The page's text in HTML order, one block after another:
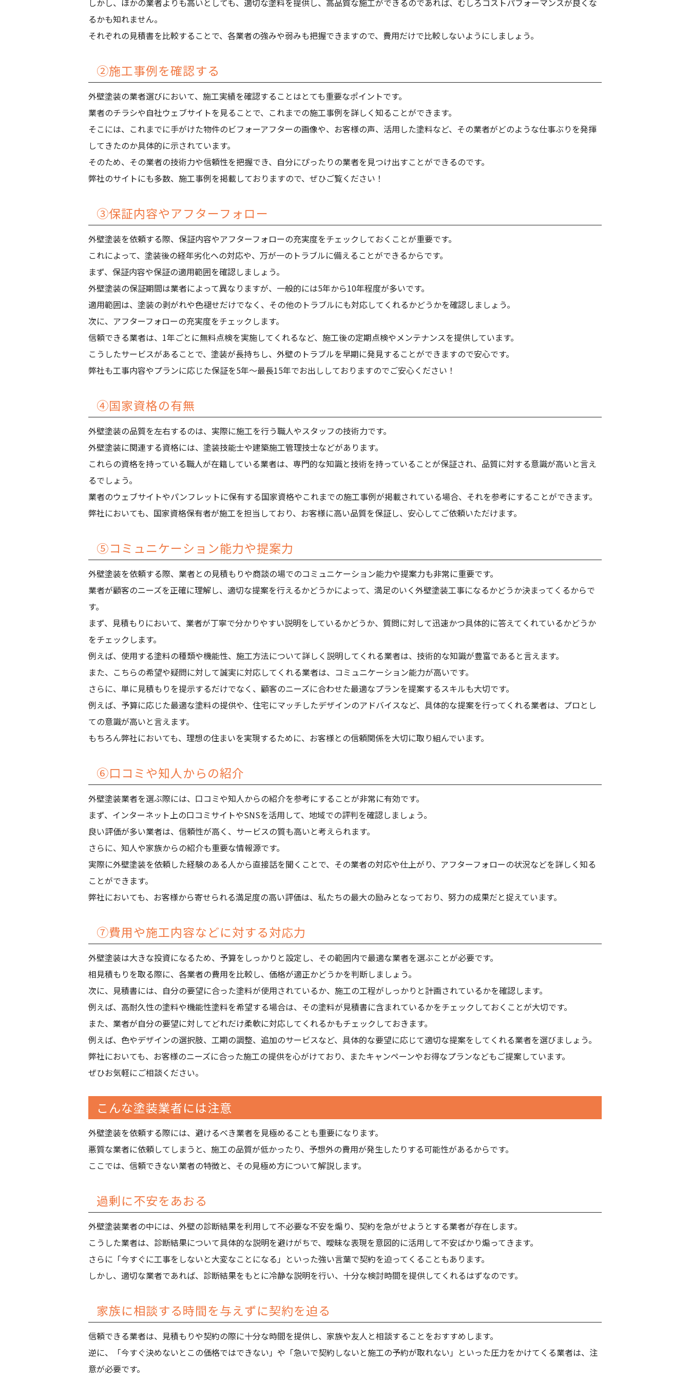
しかし、ほかの業者よりも高いとしても、適切な塗料を提供し、高品質な施工ができるのであれば、むしろコストパフォーマンスが良くな
るかも知れません。
それぞれの見積書を比較することで、各業者の強みや弱みも把握できますので、費用だけで比較しないようにしましょう。
②施工事例を確認する
外壁塗装の業者選びにおいて、施工実績を確認することはとても重要なポイントです。
業者のチラシや自社ウェブサイトを見ることで、これまでの施工事例を詳しく知ることができます。
そこには、これまでに手がけた物件のビフォーアフターの画像や、お客様の声、活用した塗料など、その業者がどのような仕事ぶりを発揮
してきたのか具体的に示されています。
そのため、その業者の技術力や信頼性を把握でき、自分にぴったりの業者を見つけ出すことができるのです。
弊社のサイトにも多数、施工事例を掲載しておりますので、ぜひご覧ください！
③保証内容やアフターフォロー
外壁塗装を依頼する際、保証内容やアフターフォローの充実度をチェックしておくことが重要です。
これによって、塗装後の経年劣化への対応や、万が一のトラブルに備えることができるからです。
まず、保証内容や保証の適用範囲を確認しましょう。
外壁塗装の保証期間は業者によって異なりますが、一般的には5年から10年程度が多いです。
適用範囲は、塗装の剥がれや色褪せだけでなく、その他のトラブルにも対応してくれるかどうかを確認しましょう。
次に、アフターフォローの充実度をチェックします。
信頼できる業者は、1年ごとに無料点検を実施してくれるなど、施工後の定期点検やメンテナンスを提供しています。
こうしたサービスがあることで、塗装が長持ちし、外壁のトラブルを早期に発見することができますので安心です。
弊社も工事内容やプランに応じた保証を5年〜最長15年でお出ししておりますのでご安心ください！
④国家資格の有無
外壁塗装の品質を左右するのは、実際に施工を行う職人やスタッフの技術力です。
外壁塗装に関連する資格には、塗装技能士や建築施工管理技士などがあります。
これらの資格を持っている職人が在籍している業者は、専門的な知識と技術を持っていることが保証され、品質に対する意識が高いと言え
るでしょう。
業者のウェブサイトやパンフレットに保有する国家資格やこれまでの施工事例が掲載されている場合、それを参考にすることができます。
弊社においても、国家資格保有者が施工を担当しており、お客様に高い品質を保証し、安心してご依頼いただけます。
⑤コミュニケーション能力や提案力
外壁塗装を依頼する際、業者との見積もりや商談の場でのコミュニケーション能力や提案力も非常に重要です。
業者が顧客のニーズを正確に理解し、適切な提案を行えるかどうかによって、満足のいく外壁塗装工事になるかどうか決まってくるからで
す。
まず、見積もりにおいて、業者が丁寧で分かりやすい説明をしているかどうか、質問に対して迅速かつ具体的に答えてくれているかどうか
をチェックします。
例えば、使用する塗料の種類や機能性、施工方法について詳しく説明してくれる業者は、技術的な知識が豊富であると言えます。
また、こちらの希望や疑問に対して誠実に対応してくれる業者は、コミュニケーション能力が高いです。
さらに、単に見積もりを提示するだけでなく、顧客のニーズに合わせた最適なプランを提案するスキルも大切です。
例えば、予算に応じた最適な塗料の提供や、住宅にマッチしたデザインのアドバイスなど、具体的な提案を行ってくれる業者は、プロとし
ての意識が高いと言えます。
もちろん弊社においても、理想の住まいを実現するために、お客様との信頼関係を大切に取り組んでいます。
⑥口コミや知人からの紹介
外壁塗装業者を選ぶ際には、口コミや知人からの紹介を参考にすることが非常に有効です。
まず、インターネット上の口コミサイトやSNSを活用して、地域での評判を確認しましょう。
良い評価が多い業者は、信頼性が高く、サービスの質も高いと考えられます。
さらに、知人や家族からの紹介も重要な情報源です。
実際に外壁塗装を依頼した経験のある人から直接話を聞くことで、その業者の対応や仕上がり、アフターフォローの状況などを詳しく知る
ことができます。
弊社においても、お客様から寄せられる満足度の高い評価は、私たちの最大の励みとなっており、努力の成果だと捉えています。
⑦費用や施工内容などに対する対応力
外壁塗装は大きな投資になるため、予算をしっかりと設定し、その範囲内で最適な業者を選ぶことが必要です。
相見積もりを取る際に、各業者の費用を比較し、価格が適正かどうかを判断しましょう。
次に、見積書には、自分の要望に合った塗料が使用されているか、施工の工程がしっかりと計画されているかを確認します。
例えば、高耐久性の塗料や機能性塗料を希望する場合は、その塗料が見積書に含まれているかをチェックしておくことが大切です。
また、業者が自分の要望に対してどれだけ柔軟に対応してくれるかもチェックしておきます。
例えば、色やデザインの選択肢、工期の調整、追加のサービスなど、具体的な要望に応じて適切な提案をしてくれる業者を選びましょう。
弊社においても、お客様のニーズに合った施工の提供を心がけており、またキャンペーンやお得なプランなどもご提案しています。
ぜひお気軽にご相談ください。
こんな塗装業者には注意
外壁塗装を依頼する際には、避けるべき業者を見極めることも重要になります。
悪質な業者に依頼してしまうと、施工の品質が低かったり、予想外の費用が発生したりする可能性があるからです。
ここでは、信頼できない業者の特徴と、その見極め方について解説します。
過剰に不安をあおる
外壁塗装業者の中には、外壁の診断結果を利用して不必要な不安を煽り、契約を急がせようとする業者が存在します。
こうした業者は、診断結果について具体的な説明を避けがちで、曖昧な表現を意図的に活用して不安ばかり煽ってきます。
さらに「今すぐに工事をしないと大変なことになる」といった強い言葉で契約を迫ってくることもあります。
しかし、適切な業者であれば、診断結果をもとに冷静な説明を行い、十分な検討時間を提供してくれるはずなのです。
家族に相談する時間を与えずに契約を迫る
信頼できる業者は、見積もりや契約の際に十分な時間を提供し、家族や友人と相談することをおすすめします。
逆に、「今すぐ決めないとこの価格ではできない」や「急いで契約しないと施工の予約が取れない」といった圧力をかけてくる業者は、注
意が必要です。